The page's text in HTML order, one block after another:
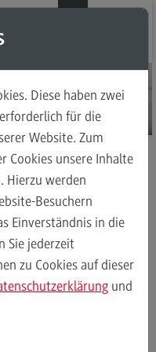
O-Mat
Kontakt
Kontakt
Diese haben zwei
für die
Website. Zum
Cookies unsere Inhalte
Hierzu werden
Besuchern
Einverständnis in die
Sie jederzeit
zu Cookies auf dieser
und